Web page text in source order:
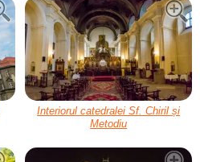
Interiorul catedralei Sf. Chiril și
Metodiu